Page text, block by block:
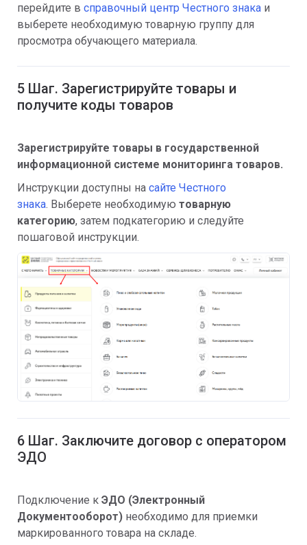
перейдите в справочный центр Честного знака и
выберете необходимую товарную группу для
просмотра обучающего материала.
5 Шаг. Зарегистрируйте товары и
получите коды товаров
Зарегистрируйте товары в государственной
информационной системе мониторинга товаров.
Инструкции доступны на сайте Честного
знака. Выберете необходимую товарную
категорию, затем подкатегорию и следуйте
пошаговой инструкции.
6 Шаг. Заключите договор с оператором
ЭДО
Подключение к ЭДО (Электронный
Документооборот) необходимо для приемки
маркированного товара на складе.